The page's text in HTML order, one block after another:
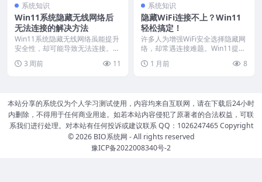
系统知识
Win11系统隐藏无线网络后
无法连接的解决方法
Win11系统隐藏无线网络虽能提升
安全性，却可能导致无法连接。遇
3 周前 11
系统知识
隐藏WiFi连接不上？Win11
轻松搞定！
许多人为增强WiFi安全选择隐藏网
络，却常遇连接难题。Win11提供
1 月前 8
本站分享的系统仅为个人学习测试使用，内容均来自互联网，请在下载后24小时
内删除，不得用于任何商业用途。如若本站内容侵犯了原著者的合法权益，可联
系我们进行处理。对本站有任何投诉或建议联系 QQ：1026247465 Copyright
© 2026 BIO系统网 - All rights reserved
豫ICP备2022008340号-2